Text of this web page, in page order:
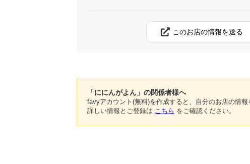
このお店の情報を送る
「ににんがよん」の関係者様へ
favyアカウント(無料)を作成すると、自分のお店の情報
詳しい情報とご登録は こちら をご確認ください。